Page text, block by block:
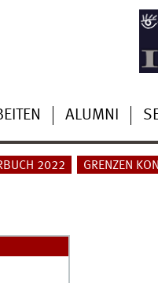
ALUMNI
2022 GRENZEN